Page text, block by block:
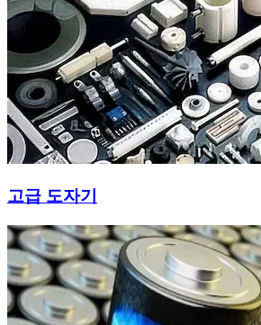
고급 도자기